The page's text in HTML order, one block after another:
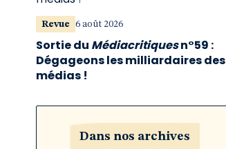
Revue 6 août 2026
Sortie du Médiacritiquesn°59 :
Dégageons les milliardaires des
médias !
Dans nos archives